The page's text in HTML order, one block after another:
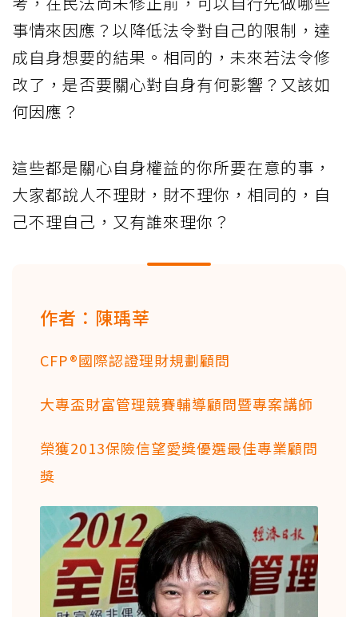
事情來因應？以降低法令對自己的限制，達
成自身想要的結果。相同的，未來若法令修
改了，是否要關心對自身有何影響？又該如
何因應？
這些都是關心自身權益的你所要在意的事，
大家都說人不理財，財不理你，相同的，自
己不理自己，又有誰來理你？
作者：陳瑀莘
CFP®國際認證理財規劃顧問
大專盃財富管理競賽輔導顧問暨專案講師
榮獲2013保險信望愛獎優選最佳專業顧問
獎